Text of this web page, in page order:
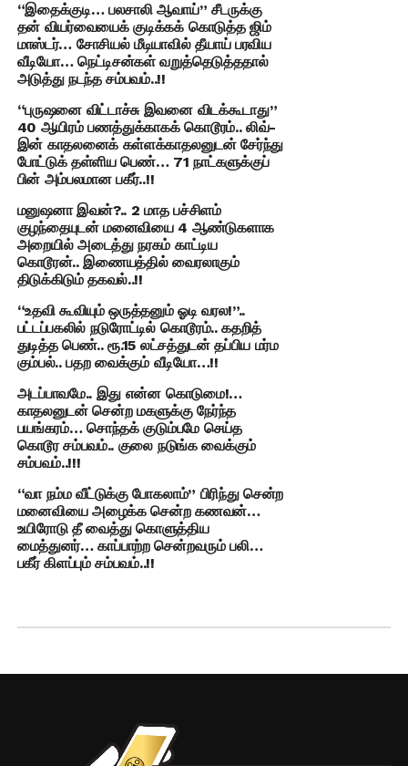
“இதைக்குடி… பலசாலி ஆவாய்” சீடருக்கு
தன் வியர்வையைக் குடிக்கக் கொடுத்த ஜிம்
மாஸ்டர்… சோசியல் மீடியாவில் தீயாய் பரவிய
வீடியோ… நெட்டிசன்கள் வறுத்தெடுத்ததால்
அடுத்து நடந்த சம்பவம்..!!
“புருஷனை விட்டாச்சு இவனை விடக்கூடாது”
40 ஆயிரம் பணத்துக்காகக் கொடூரம்.. லிவ்-
இன் காதலனைக் கள்ளக்காதலனுடன் சேர்ந்து
போட்டுக் தள்ளிய பெண்… 71 நாட்களுக்குப்
பின் அம்பலமான பகீர்..!!
மனுஷனா இவன்?.. 2 மாத பச்சிளம்
குழந்தையுடன் மனைவியை 4 ஆண்டுகளாக
அறையில் அடைத்து நரகம் காட்டிய
கொடூரன்.. இணையத்தில் வைரலாகும்
திடுக்கிடும் தகவல்..!!
“உதவி கூவியும் ஒருத்தனும் ஓடி வரல!”..
பட்டப்பகலில் நடுரோட்டில் கொடூரம்.. கதறித்
துடித்த பெண்.. ரூ.15 லட்சத்துடன் தப்பிய மர்ம
கும்பல்.. பதற வைக்கும் வீடியோ…!!
அடப்பாவமே.. இது என்ன கொடுமை!…
காதலனுடன் சென்ற மகளுக்கு நேர்ந்த
பயங்கரம்… சொந்தக் குடும்பமே செய்த
கொடூர சம்பவம்.. குலை நடுங்க வைக்கும்
சம்பவம்..!!!
“வா நம்ம வீட்டுக்கு போகலாம்” பிரிந்து சென்ற
மனைவியை அழைக்க சென்ற கணவன்…
உயிரோடு தீ வைத்து கொளுத்திய
மைத்துனர்… காப்பாற்ற சென்றவரும் பலி…
பகீர் கிளப்பும் சம்பவம்..!!